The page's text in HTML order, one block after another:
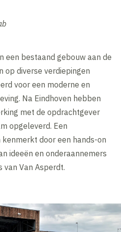
een bestaand gebouw aan de
op diverse verdiepingen
voor een moderne en
Na Eindhoven hebben
met de opdrachtgever
opgeleverd. Een
door een hands-on
ideeën en onderaannemers
van Van Asperdt.